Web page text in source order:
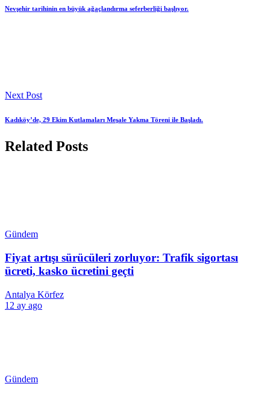
Nevşehir tarihinin en büyük ağaçlandırma seferberliği başlıyor.
Next Post
Kadıköy’de, 29 Ekim Kutlamaları Meşale Yakma Töreni ile Başladı.
Related Posts
Gündem
Fiyat artışı sürücüleri zorluyor: Trafik sigortası
ücreti, kasko ücretini geçti
Antalya Körfez
12 ay ago
Gündem